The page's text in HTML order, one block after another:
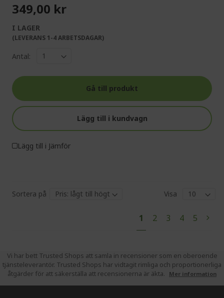
349,00 kr
I LAGER
(LEVERANS 1-4 ARBETSDAGAR)
Antal:
Gå till produkt
Lägg till i kundvagn
Lägg till i Jämför
Sortera på
Visa
You're
currently
page
1 Page
2 Page
3 Page
4 Page
5 Page
Next
Vi har bett Trusted Shops att samla in recensioner som en oberoende
tjänsteleverantör. Trusted Shops har vidtagit rimliga och proportionerliga
åtgärder för att säkerställa att recensionerna är äkta.
Mer information